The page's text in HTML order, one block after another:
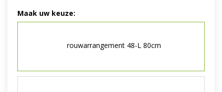
Maak uw keuze:
rouwarrangement 48-L 80cm